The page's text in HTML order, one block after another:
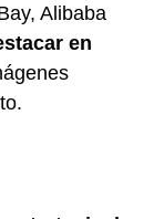
Alibaba
en